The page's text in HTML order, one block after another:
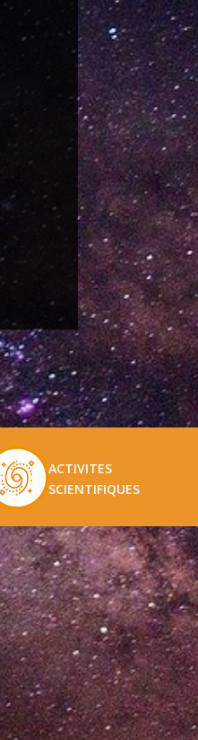
ACTIVITES
SCIENTIFIQUES